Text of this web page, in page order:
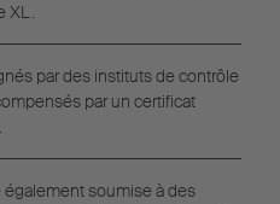
XL.
par des instituts de contrôle
par un certificat
également soumise à des